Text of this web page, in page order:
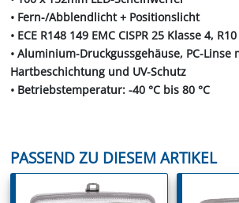
• Fern-/Abblendlicht + Positionslicht
• ECE R148 149 EMC CISPR 25 Klasse 4,
• Aluminium-Druckgussgehäuse, PC-Linse
Hartbeschichtung und UV-Schutz
• Betriebstemperatur: -40 °C bis 80 °C
PASSEND ZU DIESEM ARTIKEL